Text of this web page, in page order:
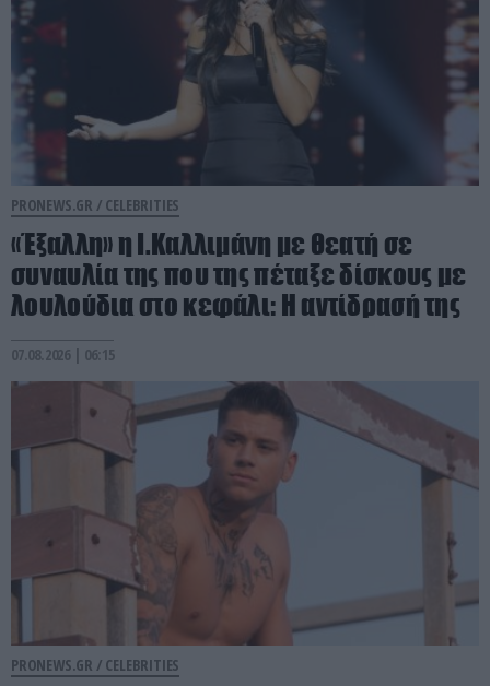
PRONEWS.GR / CELEBRITIES
«Έξαλλη» η Ι.Καλλιμάνη με θεατή σε
συναυλία της που της πέταξε δίσκους με
λουλούδια στο κεφάλι: Η αντίδρασή της
07.08.2026 | 06:15
PRONEWS.GR / CELEBRITIES